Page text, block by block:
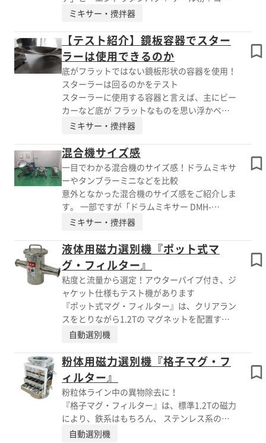
けたい」 「ハンドル部分だけ」などご要望に
応じて製作いたします。 【2段格子マグ・フィ
ルターの特長】 ■樹脂ガイドを装着 ■クリー
ンルーム用のメタルタッチ対策の蝶番とハンド
ルを採用 ※詳しくはPDF資料をご覧いただく
か、お気軽にお問い合わせ下さい。
ンスターチ」の混合テストを実施しました。
ったようですが、 「ケール粉」では1分後と3
分後であまり変化が見られずムラが出来ていま
した。 そこで、「野球ボールを入れて試して
みたい」とお客様より ご提案をいただき、ご
く普通に売られている野球ボールを3つ投入。
10分後開けてみるとまだ少しムラやダマはある
ようでしたが、 ボールを使用する前と比較す
ると明らかに違いがありました。 野球ボール
で結果が出たので、今後は食品適合品のシリコ
ンボール等でも 検討していきたいです。 【テ
スト概要】 ■テスト機：タンブラーミニ ■原
料 ・エンドウタンパク＋人参粉＋コーンス
ターチ ・エンドウタンパク＋ケール粉＋コ
ーンスターチ ※詳しくはPDF資料をご覧いただ
くか、お気軽にお問い合わせ下さい。
ミキサー・攪拌器
【テスト紹介】鏡板容器でスター
ラーは使用できるのか
底がフラットではない鏡板形状の容器を使用！
スターラーは回るのかをテスト
スターラーに使用する容器と言えば、主にビー
カーなど底が フラットなものを思い浮かべる
方が多いのではないでしょうか。 そこで、本
鏡板形状の容器を使用し実験してみました。
結果、鏡板形状の容器で回すためには、回転子
の形状の選定 (テストが必要)、容器下部は袴
(はかま)があるので、離れた距離で 回せるかど
うか検討が必要なことが分かりました。 【テ
スト概要】 ■内容：鏡板形状の容器を使用
し、スターラーは回るのかを実験 ■結果：下
記の検討が必要 ・回転子の形状の選定(テス
トが必要) ・容器下部は袴(はかま)があるの
で、離れた距離で回せるかどうか ※詳しくは
PDF資料をご覧いただくか、お気軽にお問い合
わせ下さい。
ミキサー・攪拌器
混合機サイズ感
一目でわかる混合機のサイズ感！ドラムミキサ
ーやタンブラーミニなどを比較
意外となかった混合機のサイズ感をご紹介しま
す。 一部ですが「ドラムミキサー DMH-
200」、「タンブラーミキサー TMHS-65S」
ラーミニはとてもコンパクトなので、例えば、
からあげ屋さんなど スペースが限られた場所
でも比較的導入し易いと思います。 その他テ
スト機も本社にてご見学可能です。 レンタル
も行っておりますので、お気軽にお問い合わせ
ください。 【比較した製品】 ■ドラムミキサ
ー DMH-200 ■タンブラーミキサー TMHS-65S
■タンブラーミニ TMCS-36S ※詳しくはPDF資
料をご覧いただくか、お気軽にお問い合わせ下
さい。
ミキサー・攪拌器
液体用磁力選別機『ポット式マ
グ・フィルター』
粘度と流量から選定！アウターパイプ付き、ジ
ャケット仕様もテスト機があります
『ポット式マグ・フィルター』は、クリアラン
スをとりながら1.2Tの マグネットを配置する
ことにより、大流量、粘性液に対応する 液体
ても低圧損でポンプを保護可能。 アウターパ
イプ仕様やジャケット仕様も製作できます。
高効率マグ・フィルター、高磁力マグ・フィル
ターの前段に配置し、 粗取りにも効果的で
す。 【特長】 ■大流量、高粘度液、ポンプ保
護、粗取りに好適 ■広い流路 ■オプションを
ご用意 ■効率的な配置が可能 ■粘度と流量か
自動選別機
粉体用磁力選別機『格子マグ・フ
ィルター』
粉粒体ライン中の異物除去に！
『格子マグ・フィルター』は、標準1.2Tの磁力
により、鉄系はもちろん、 ステンレス系の金
属粉も除去が可能な粉体用磁力選別機です。
自動選別機